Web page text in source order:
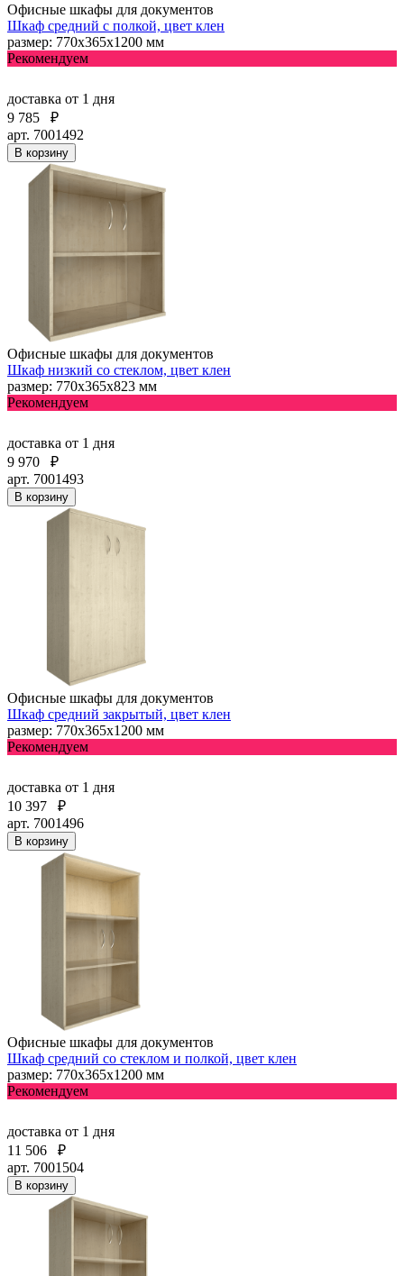
Офисные шкафы для документов
Шкаф средний с полкой, цвет клен
размер: 770х365х1200 мм
Рекомендуем
доставка от 1 дня
9 785
₽
арт. 7001492
В корзину
Офисные шкафы для документов
Шкаф низкий со стеклом, цвет клен
размер: 770х365х823 мм
Рекомендуем
доставка от 1 дня
9 970
₽
арт. 7001493
В корзину
Офисные шкафы для документов
Шкаф средний закрытый, цвет клен
размер: 770х365х1200 мм
Рекомендуем
доставка от 1 дня
10 397
₽
арт. 7001496
В корзину
Офисные шкафы для документов
Шкаф средний со стеклом и полкой, цвет клен
размер: 770х365х1200 мм
Рекомендуем
доставка от 1 дня
11 506
₽
арт. 7001504
В корзину